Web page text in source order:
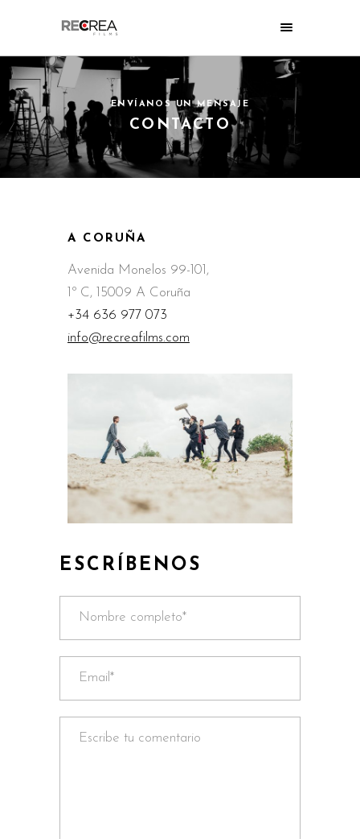
ENVÍANOS UN MENSAJE
CONTACTO
A CORUÑA
Avenida Monelos 99-101,
1º C, 15009 A Coruña
+34 636 977 073
info@recreafilms.com
ESCRÍBENOS